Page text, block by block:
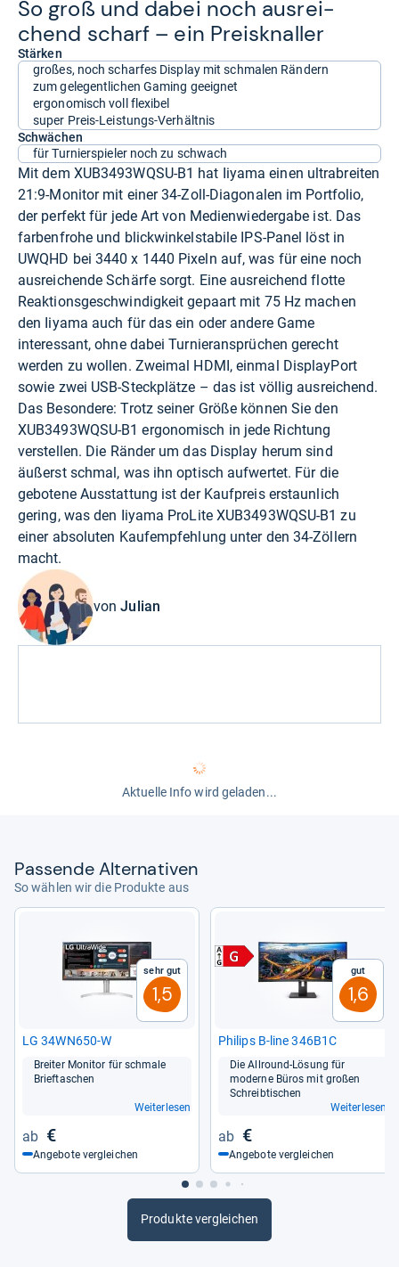
So groß und dabei noch aus­rei­
chend scharf – ein Preis­knal­ler
Stärken
großes, noch scharfes Display mit schmalen Rändern
zum gelegentlichen Gaming geeignet
ergonomisch voll flexibel
super Preis-Leistungs-Verhältnis
Schwächen
für Turnierspieler noch zu schwach
Mit dem XUB3493WQSU-B1 hat Iiyama einen ultrabreiten
21:9-Monitor mit einer 34-Zoll-Diagonalen im Portfolio,
der perfekt für jede Art von Medienwiedergabe ist. Das
farbenfrohe und blickwinkelstabile IPS-Panel löst in
UWQHD bei 3440 x 1440 Pixeln auf, was für eine noch
ausreichende Schärfe sorgt. Eine ausreichend flotte
Reaktionsgeschwindigkeit gepaart mit 75 Hz machen
den Iiyama auch für das ein oder andere Game
interessant, ohne dabei Turnieransprüchen gerecht
werden zu wollen. Zweimal HDMI, einmal DisplayPort
sowie zwei USB-Steckplätze – das ist völlig ausreichend.
Das Besondere: Trotz seiner Größe können Sie den
XUB3493WQSU-B1 ergonomisch in jede Richtung
verstellen. Die Ränder um das Display herum sind
äußerst schmal, was ihn optisch aufwertet. Für die
gebotene Ausstattung ist der Kaufpreis erstaunlich
gering, was den Iiyama ProLite XUB3493WQSU-B1 zu
einer absoluten Kaufempfehlung unter den 34-Zöllern
macht.
vonJulian
Aktuelle Info wird geladen...
Pas­sende Alter­na­ti­ven
So wählen wir die Produkte aus
Sehr gut
1,5
LG 34WN650-​W
Brei­ter Moni­tor für schmale
Brief­ta­schen
Weiterlesen
€
Angebote vergleichen
Gut
1,6
Phi­lips B-​line 346B1C
Die All­round-​Lösung für
moderne Büros mit großen
Schreib­ti­schen
Weiterlesen
€
Angebote vergleichen
Produkte vergleichen